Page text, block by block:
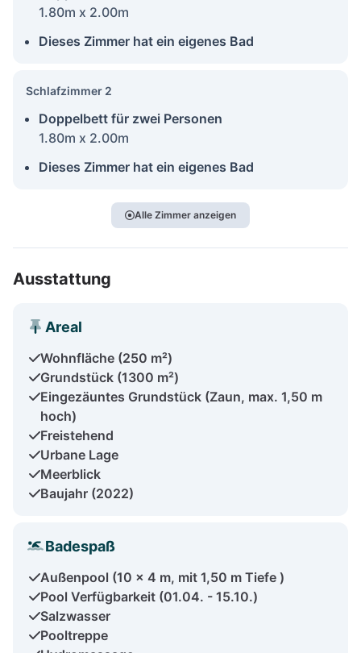
1.80m x 2.00m
Dieses Zimmer hat ein eigenes Bad
Schlafzimmer 2
Doppelbett für zwei Personen
1.80m x 2.00m
Dieses Zimmer hat ein eigenes Bad
Alle Zimmer anzeigen
Ausstattung
Areal
Wohnfläche (250 m²)
Grundstück (1300 m²)
Eingezäuntes Grundstück (Zaun, max. 1,50 m
hoch)
Freistehend
Urbane Lage
Meerblick
Baujahr (2022)
Badespaß
Außenpool (10 x 4 m, mit 1,50 m Tiefe )
Pool Verfügbarkeit (01.04. - 15.10.)
Salzwasser
Pooltreppe